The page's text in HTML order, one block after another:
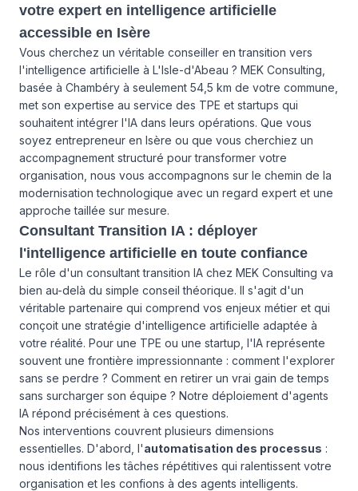
votre expert en intelligence artificielle
accessible en Isère
Vous cherchez un véritable conseiller en transition vers
l'intelligence artificielle à L'Isle-d'Abeau ? MEK Consulting,
basée à Chambéry à seulement 54,5 km de votre commune,
met son expertise au service des TPE et startups qui
souhaitent intégrer l'IA dans leurs opérations. Que vous
soyez entrepreneur en Isère ou que vous cherchiez un
accompagnement structuré pour transformer votre
organisation, nous vous accompagnons sur le chemin de la
modernisation technologique avec un regard expert et une
approche taillée sur mesure.
Consultant Transition IA : déployer
l'intelligence artificielle en toute confiance
Le rôle d'un consultant transition IA chez MEK Consulting va
bien au-delà du simple conseil théorique. Il s'agit d'un
véritable partenaire qui comprend vos enjeux métier et qui
conçoit une stratégie d'intelligence artificielle adaptée à
votre réalité. Pour une TPE ou une startup, l'IA représente
souvent une frontière impressionnante : comment l'explorer
sans se perdre ? Comment en retirer un vrai gain de temps
sans surcharger son équipe ? Notre déploiement d'agents
IA répond précisément à ces questions.
Nos interventions couvrent plusieurs dimensions
essentielles. D'abord, l'automatisation des processus :
nous identifions les tâches répétitives qui ralentissent votre
organisation et les confions à des agents intelligents.